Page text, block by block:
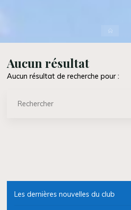
Aucun résultat
Aucun résultat de recherche pour :
Les dernières nouvelles du club